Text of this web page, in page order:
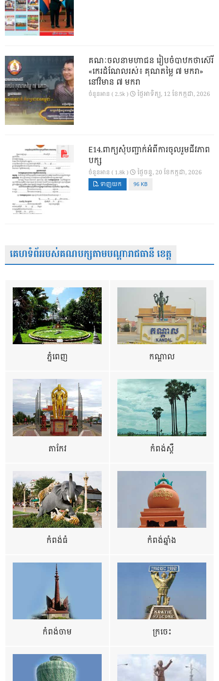
គណៈចលនាមហាជន រៀបចំបាឋកថាស៊េរី
«កេរដំណែលរស់៖ គុណតម្លៃ ៧ មករា»
នៅវិមាន ៧ មករា
ចំនួនអាន ( 2.5k ) ថ្ងៃ​អាទិត្យ, 12 ខែ​កក្កដា, 2026
E14.ពាក្យសុំបញ្ជាក់អំពីការចូលរួមជីវភាព
បក្ស
ចំនួនអាន ( 1.8k ) ថ្ងៃ​ចន្ទ, 20 ខែ​កក្កដា, 2026
ទាញយក 96 KB
គេហទំព័ររបស់គណបក្សតាមបណ្តារាជធានី ខេត្ត
ភ្នំពេញ កណ្តាល
តាកែវ កំពង់ស្ពឺ
កំពង់ធំ កំពង់ឆ្នាំង
កំពង់ចាម ក្រចេះ